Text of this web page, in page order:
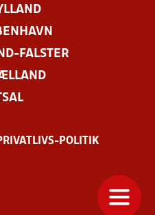
FALSTER
POLITIK